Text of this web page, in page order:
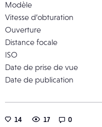
Modèle
Vitesse d’obturation
Ouverture
Distance focale
ISO
Date de prise de vue
Date de publication
14 17 0